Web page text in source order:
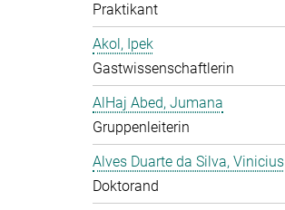
Praktikant
Akol, Ipek
Gastwissenschaftlerin
AlHaj Abed, Jumana
Gruppenleiterin
Alves Duarte da Silva, Vinicius
Doktorand